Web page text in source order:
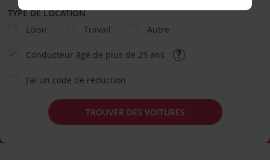
TYPE DE LOCATION
Loisir
Travail Autre
Conducteur âgé de plus de 25 ans
J’ai un code de réduction
TROUVER DES VOITURES